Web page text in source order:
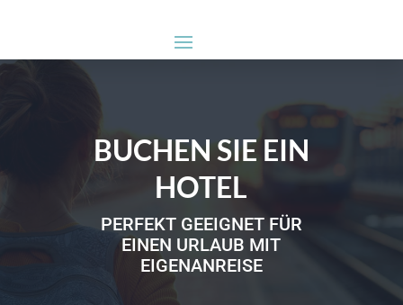
BUCHEN SIE EIN
HOTEL
PERFEKT GEEIGNET FÜR
EINEN URLAUB MIT
EIGENANREISE